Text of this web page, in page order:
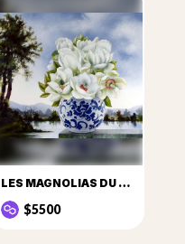
LES MAGNOLIAS DU LAC
$5500